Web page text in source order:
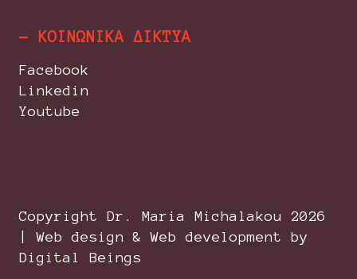
- ΚΟΙΝΩΝΙΚΑ ΔΙΚΤΥΑ
Facebook
Linkedin
Youtube
Copyright Dr. Maria Michalakou2026
| Web design & Web development by
Digital Beings